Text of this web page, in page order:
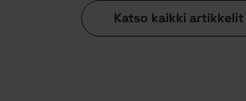
Katso kaikki artikkelit